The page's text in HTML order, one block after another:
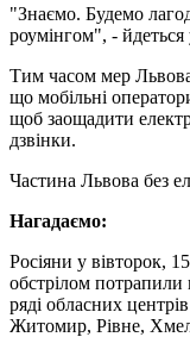
"Знаємо. Будемо
роумінгом", - йдеться
Тим часом мер
що мобільні
щоб заощадити
дзвінки.
Частина Львова без
Нагадаємо:
Росіяни у вівторок,
обстрілом потрапили
ряді обласних
Житомир, Рівне,